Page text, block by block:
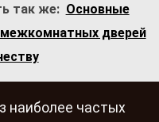
так же: Основные
дверей
наиболее частых